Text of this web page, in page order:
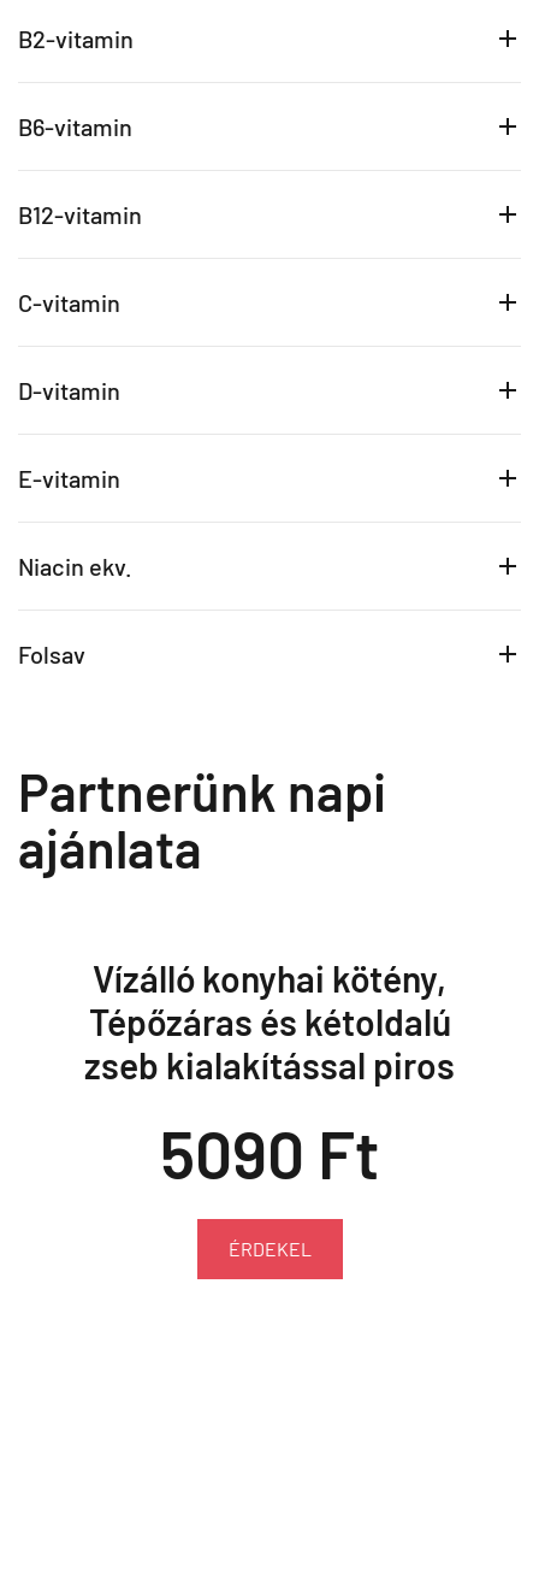
B2-vitamin
B6-vitamin
B12-vitamin
C-vitamin
D-vitamin
E-vitamin
Niacin ekv.
Folsav
Partnerünk napi
ajánlata
Vízálló konyhai kötény,
Tépőzáras és kétoldalú
zseb kialakítással piros
5090 Ft
ÉRDEKEL